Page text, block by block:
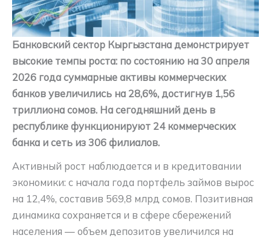
Банковский сектор Кыргызстана демонстрирует
высокие темпы роста: по состоянию на 30 апреля
2026 года суммарные активы коммерческих
банков увеличились на 28,6%, достигнув 1,56
триллиона сомов. На сегодняшний день в
республике функционируют 24 коммерческих
банка и сеть из 306 филиалов.
Активный рост наблюдается и в кредитовании
экономики: с начала года портфель займов вырос
на 12,4%, составив 569,8 млрд сомов. Позитивная
динамика сохраняется и в сфере сбережений
населения — объем депозитов увеличился на